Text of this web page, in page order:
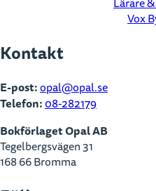
Lärare
Vox
Kontakt
E-post:opal@opal.se
Telefon:08-282179
Bokförlaget Opal AB
Tegelbergsvägen 31
168 66 Bromma